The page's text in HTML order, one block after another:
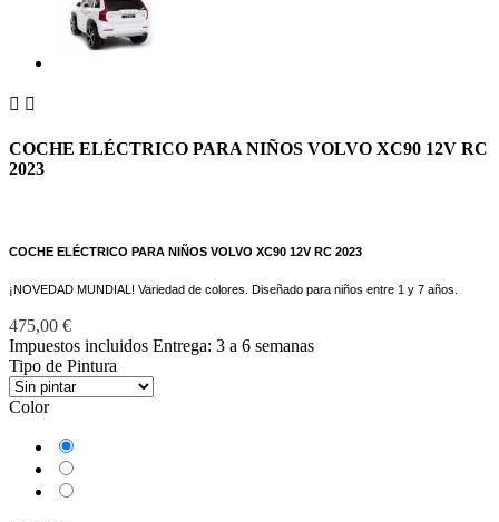
 
COCHE ELÉCTRICO PARA NIÑOS VOLVO XC90 12V RC
2023
COCHE ELÉCTRICO PARA NIÑOS VOLVO XC90 12V RC 2023
¡NOVEDAD MUNDIAL! Variedad de colores. Diseñado para niños entre 1 y 7 años.
475,00 €
Impuestos incluidos Entrega: 3 a 6 semanas
Tipo de Pintura
Color